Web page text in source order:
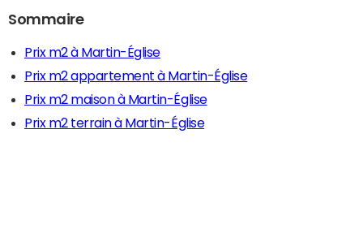
Sommaire
Prix m2 à Martin-Église
Prix m2 appartement à Martin-Église
Prix m2 maison à Martin-Église
Prix m2 terrain à Martin-Église